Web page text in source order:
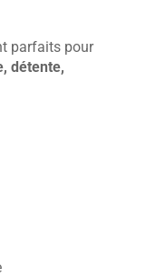
parfaits pour
détente,